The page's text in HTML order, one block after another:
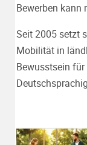
Bewerben kann
Seit 2005 setzt
Mobilität in
Bewusstsein